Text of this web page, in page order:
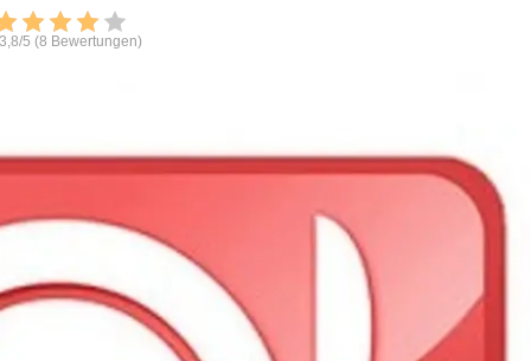
Bewerten
5 (8 Bewertungen)